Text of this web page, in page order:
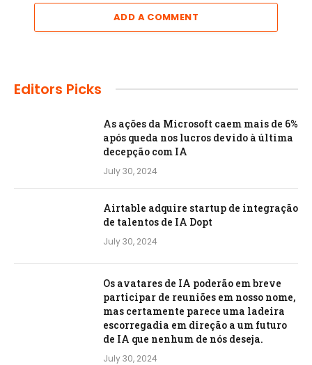
ADD A COMMENT
Editors Picks
As ações da Microsoft caem mais de 6%
após queda nos lucros devido à última
decepção com IA
July 30, 2024
Airtable adquire startup de integração
de talentos de IA Dopt
July 30, 2024
Os avatares de IA poderão em breve
participar de reuniões em nosso nome,
mas certamente parece uma ladeira
escorregadia em direção a um futuro
de IA que nenhum de nós deseja.
July 30, 2024